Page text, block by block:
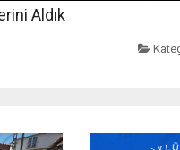
Aldık